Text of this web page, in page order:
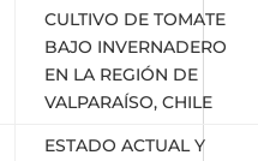
CULTIVO DE TOMATE
BAJO INVERNADERO
EN LA REGIÓN DE
VALPARAÍSO, CHILE
ESTADO ACTUAL Y